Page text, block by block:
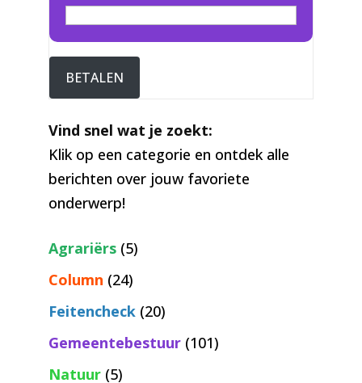
BETALEN
Vind snel wat je zoekt:
Klik op een categorie en ontdek alle
berichten over jouw favoriete
onderwerp!
Agrariërs(5)
Column (24)
Feitencheck(20)
Gemeentebestuur(101)
Natuur(5)